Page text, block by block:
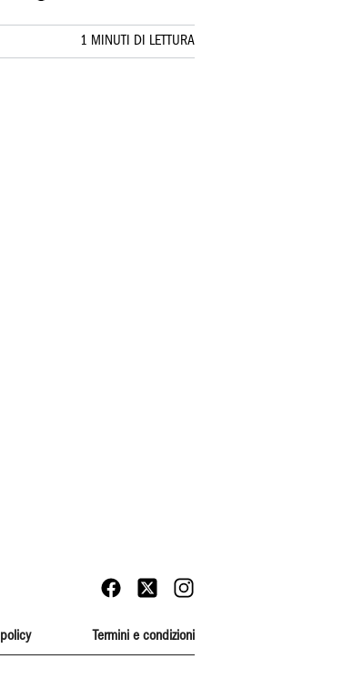
1 MINUTI DI LETTURA
Termini e condizioni